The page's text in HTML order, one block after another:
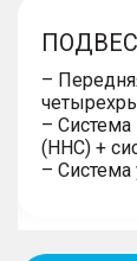
–
–
(HHC) +
– Система